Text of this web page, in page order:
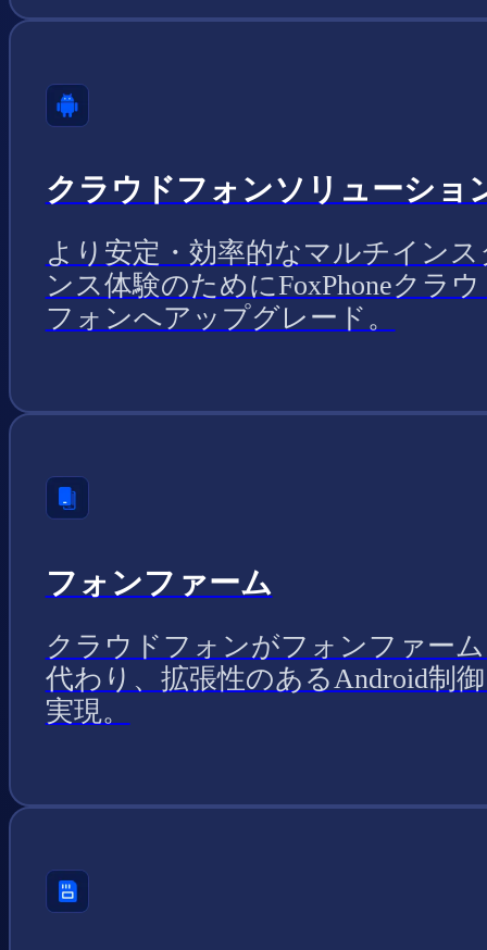
クラウドフォンソリューショ
より安定・効率的なマルチインス
ンス体験のためにFoxPhoneクラ
フォンへアップグレード。
フォンファーム
クラウドフォンがフォンファー
代わり、拡張性のあるAndroid制
実現。